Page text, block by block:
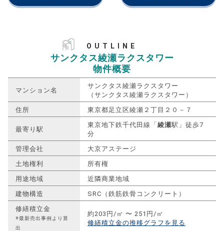
OUTLINE
サンクタス綾瀬ラクスタワー
物件概要
マンション名
サンクタス綾瀬ラクスタワー
（サンクタス綾瀬ラクスタワー）
住所
東京都足立区綾瀬２丁目２０－７
最寄り駅
東京地下鉄千代田線「綾瀬駅」徒歩7
分
管理会社
大京アステージ
土地権利
所有権
用途地域
近隣商業地域
建物構造
SRC（鉄筋鉄骨コンクリート）
修繕積立金
※最新売出事例より算
出
約203円/㎡ 〜 251円/㎡
修繕積立金の推移グラフを見る